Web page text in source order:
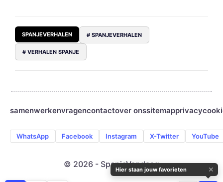
SPANJEVERHALEN # SPANJEVERHALEN
# VERHALEN SPANJE
samenwerkenvragencontactover onssitemapprivacy
WhatsApp Facebook Instagram X-Twitter YouTube
© 2026 - SpanjeVandaag
Hier staan jouw favorieten ✕